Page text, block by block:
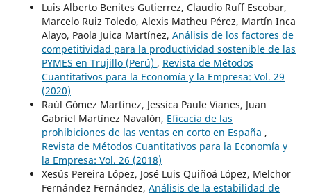
Luis Alberto Benites Gutierrez, Claudio Ruff Escobar,
Marcelo Ruiz Toledo, Alexis Matheu Pérez, Martín Inca
Alayo, Paola Juica Martínez, Análisis de los factores de
competitividad para la productividad sostenible de las
PYMES en Trujillo (Perú) , Revista de Métodos
Cuantitativos para la Economía y la Empresa: Vol. 29
(2020)
Raúl Gómez Martínez, Jessica Paule Vianes, Juan
Gabriel Martínez Navalón, Eficacia de las
prohibiciones de las ventas en corto en España ,
Revista de Métodos Cuantitativos para la Economía y
la Empresa: Vol. 26 (2018)
Xesús Pereira López, José Luis Quiñoá López, Melchor
Fernández Fernández, Análisis de la estabilidad de